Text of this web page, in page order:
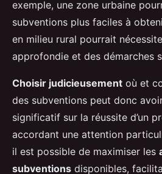
exemple, une zone urbaine
subventions plus faciles à
en milieu rural pourrait
approfondie et des démarches
Choisir judicieusement où et
des subventions peut donc
significatif sur la réussite d’un
accordant une attention
il est possible de maximiser les
subventions disponibles,